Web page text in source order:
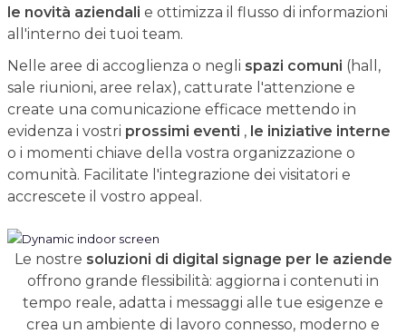
le novità aziendali e ottimizza il flusso di informazioni
all'interno dei tuoi team.
Nelle aree di accoglienza o negli spazi comuni (hall,
sale riunioni, aree relax), catturate l'attenzione e
create una comunicazione efficace mettendo in
evidenza i vostri prossimi eventi , le iniziative interne
o i momenti chiave della vostra organizzazione o
comunità. Facilitate l'integrazione dei visitatori e
accrescete il vostro appeal.
Le nostre soluzioni di digital signage per le aziende
offrono grande flessibilità: aggiorna i contenuti in
tempo reale, adatta i messaggi alle tue esigenze e
crea un ambiente di lavoro connesso, moderno e